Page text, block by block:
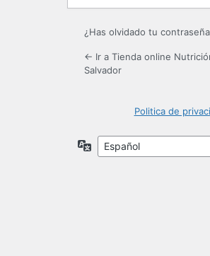
¿Has olvidado tu
← Ir a Tienda online
Salvador
Politica de
Idioma